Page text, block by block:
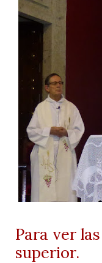
Para ver
superior.